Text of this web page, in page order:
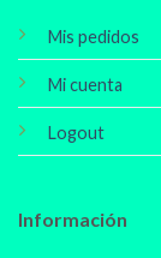
Mis pedidos
Mi cuenta
Logout
Información